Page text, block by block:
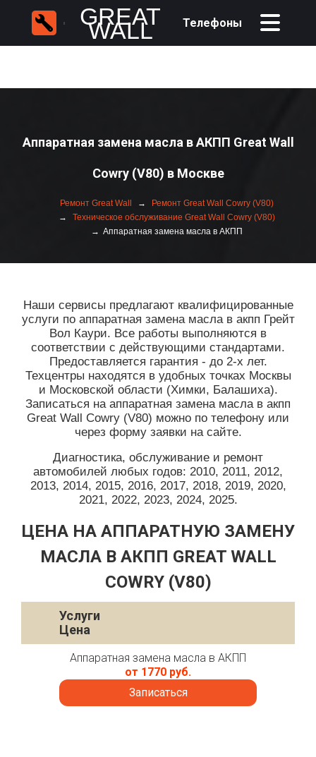
GREAT
WALL Телефоны
Аппаратная замена масла в АКПП Great Wall
Cowry (V80) в Москве
Ремонт Great Wall
Ремонт Great Wall Cowry (V80)
Техническое обслуживание Great Wall Cowry (V80)
Аппаратная замена масла в АКПП
Наши сервисы предлагают квалифицированные
услуги по аппаратная замена масла в акпп Грейт
Вол Каури. Все работы выполняются в
соответствии с действующими стандартами.
Предоставляется гарантия - до 2-х лет.
Техцентры находятся в удобных точках Москвы
и Московской области (Химки, Балашиха).
Записаться на аппаратная замена масла в акпп
Great Wall Cowry (V80) можно по телефону или
через форму заявки на сайте.
Диагностика, обслуживание и ремонт
автомобилей любых годов: 2010, 2011, 2012,
2013, 2014, 2015, 2016, 2017, 2018, 2019, 2020,
2021, 2022, 2023, 2024, 2025.
ЦЕНА НА АППАРАТНУЮ ЗАМЕНУ
МАСЛА В АКПП GREAT WALL
COWRY (V80)
Услуги
Цена
Аппаратная замена масла в АКПП
от 1770 руб.
Записаться